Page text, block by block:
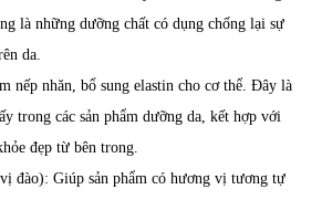
là những dưỡng chất có dụng chống lại sự
da.
nếp nhăn, bổ sung elastin cho cơ thể. Đây là
trong các sản phẩm dưỡng da, kết hợp với
đẹp từ bên trong.
đào): Giúp sản phẩm có hương vị tương tự